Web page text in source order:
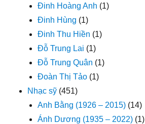
Đinh Hoàng Anh (1)
Đinh Hùng (1)
Đinh Thu Hiền (1)
Đỗ Trung Lai (1)
Đỗ Trung Quân (1)
Đoàn Thị Tảo (1)
Nhạc sỹ (451)
Anh Bằng (1926 – 2015) (14)
Ánh Dương (1935 – 2022) (1)